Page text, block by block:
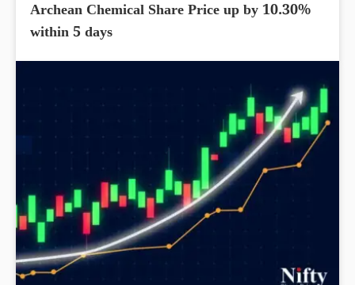
Archean Chemical Share Price up by 10.30%
within 5 days